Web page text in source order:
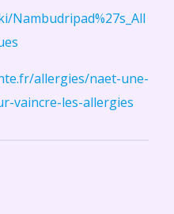
Nambudripad%27s_All
allergies/naet-une-
vaincre-les-allergies